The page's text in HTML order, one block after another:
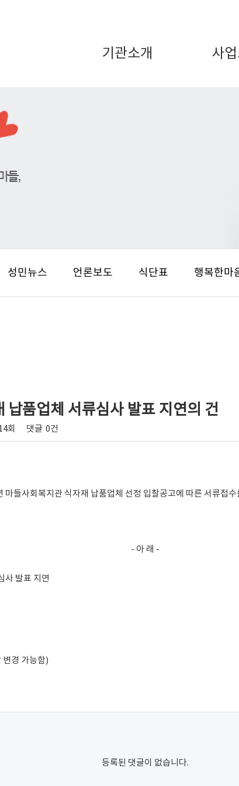
기관소개 사
성민뉴스 언론보도 식단표 행복한마
품업체 서류심사 발표 지연의 건
회 댓글 0건
들사회복지관 식자재 납품업체 선정 입찰공고에 따른 서류접
- 아 래 -
사 발표 지연
변경 가능함)
등록된 댓글이 없습니다.